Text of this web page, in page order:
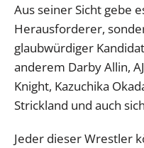
Aus seiner Sicht gebe
Herausforderer,
glaubwürdiger
anderem Darby Allin,
Knight, Kazuchika
Strickland und auch
Jeder dieser Wrestler